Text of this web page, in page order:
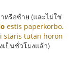
หรือซ้าย (และไม่ใช่
estis paperkorbo.
staris tutan horon
เป็นชั่วโมงแล้ว)